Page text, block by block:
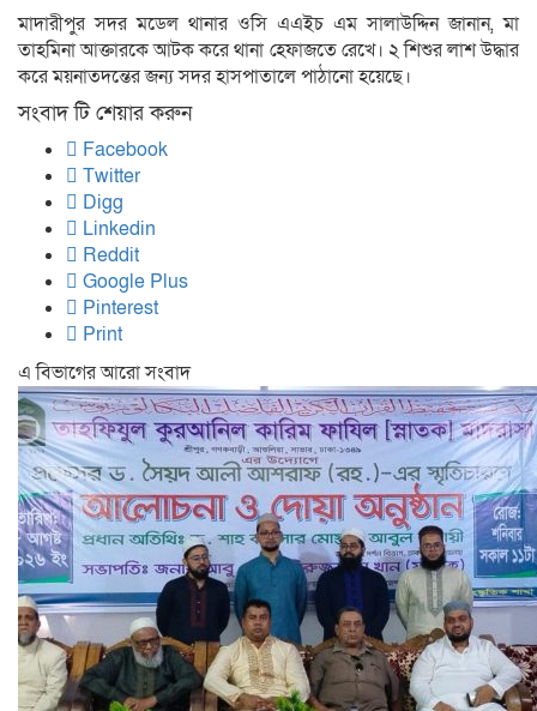
মাদারীপুর সদর মডেল থানার ওসি এএইচ এম সালাউদ্দিন জানান, মা
তাহমিনা আক্তারকে আটক করে থানা হেফাজতে রেখে। ২ শিশুর লাশ উদ্ধার
করে ময়নাতদন্তের জন্য সদর হাসপাতালে পাঠানো হয়েছে।
সংবাদ টি শেয়ার করুন
Facebook
Twitter
Digg
Linkedin
Reddit
Google Plus
Pinterest
Print
এ বিভাগের আরো সংবাদ